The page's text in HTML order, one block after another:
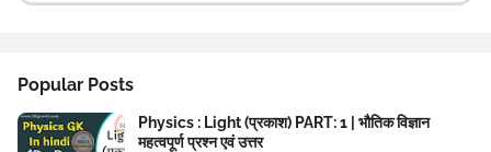
Popular Posts
Physics : Light (प्रकाश) PART: 1 | भौतिक विज्ञान
महत्वपूर्ण प्रश्न एवं उत्तर